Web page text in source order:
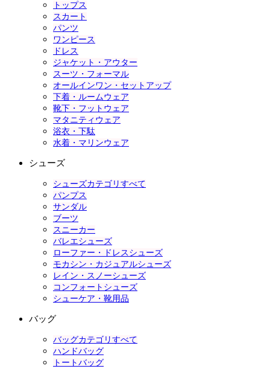
トップス
スカート
パンツ
ワンピース
ドレス
ジャケット・アウター
スーツ・フォーマル
オールインワン・セットアップ
下着・ルームウェア
靴下・フットウェア
マタニティウェア
浴衣・下駄
水着・マリンウェア
シューズ
シューズカテゴリすべて
パンプス
サンダル
ブーツ
スニーカー
バレエシューズ
ローファー・ドレスシューズ
モカシン・カジュアルシューズ
レイン・スノーシューズ
コンフォートシューズ
シューケア・靴用品
バッグ
バッグカテゴリすべて
ハンドバッグ
トートバッグ